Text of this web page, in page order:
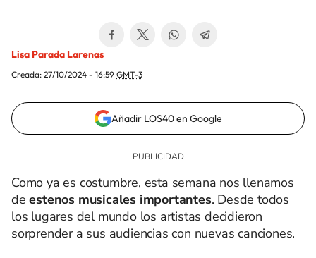
Lisa Parada Larenas
Creada: 27/10/2024 - 16:59 GMT-3
Añadir LOS40 en Google
Como ya es costumbre, esta semana nos llenamos
de estenos musicales importantes. Desde todos
los lugares del mundo los artistas decidieron
sorprender a sus audiencias con nuevas canciones.